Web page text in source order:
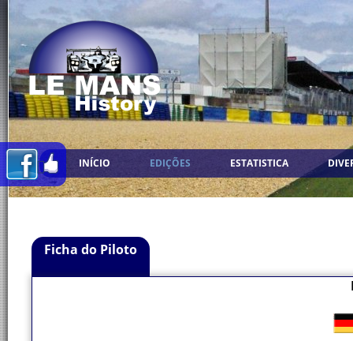
INÍCIO EDIÇÕES ESTATISTICA
Ficha do Piloto